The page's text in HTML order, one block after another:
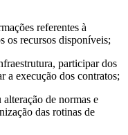
referentes à
os recursos disponíveis;
participar dos
a execução dos contratos;
de normas e
das rotinas de